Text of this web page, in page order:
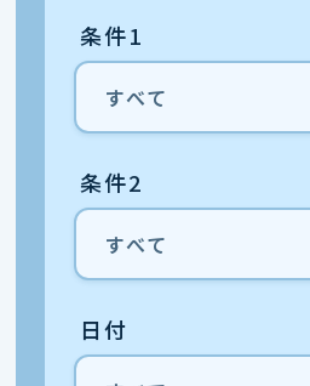
条件1
条件2
日付